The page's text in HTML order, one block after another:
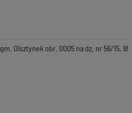
gm. Olsztynek obr. 0005 na dz. nr 56/15, 99